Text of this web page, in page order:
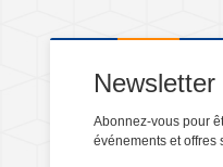
Newsletter
Abonnez-vous pour
événements et offres